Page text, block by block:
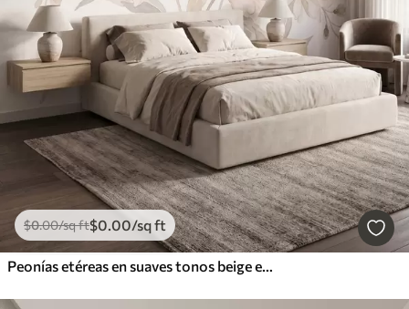
$0.00/sq ft$0 .00/sq ft